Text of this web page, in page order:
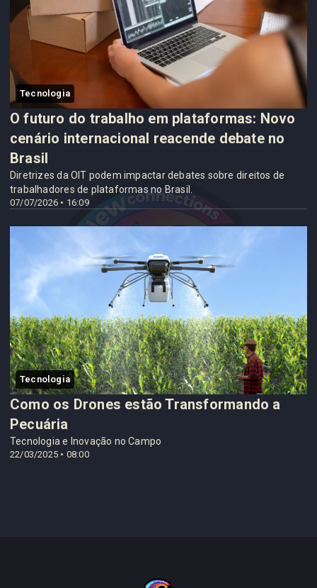
Tecnologia
07/07/2026 • 16:09
O futuro do trabalho em plataformas: Novo
cenário internacional reacende debate no
Brasil
Diretrizes da OIT podem impactar debates sobre direitos de
trabalhadores de plataformas no Brasil.
Tecnologia
22/03/2025 • 08:00
Como os Drones estão Transformando a
Pecuária
Tecnologia e Inovação no Campo